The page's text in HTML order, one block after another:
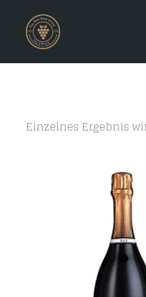
Einzelnes Ergebnis